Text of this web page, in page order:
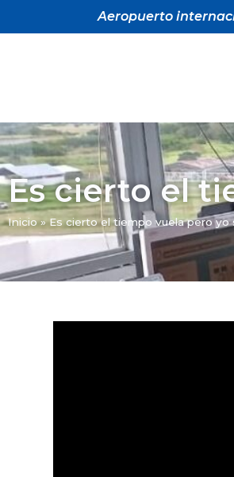
Aeropuerto
Es cierto el
Inicio»Es cierto el tiempo vuela pero yo